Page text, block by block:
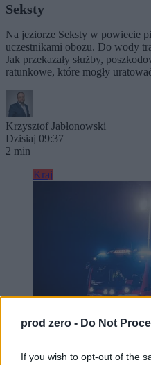
prod zero - Do Not
If you wish to opt-out of the
Seksty
Na jeziorze Seksty w powiecie
uczestnikami obozu. Do wody
Jak przekazały służby,
ratunkowe, które mogły
Krzysztof Jabłonowski
Dzisiaj 09:37
2 min
Kraj